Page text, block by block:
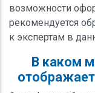
возможности
рекомендуется
к экспертам в
В каком